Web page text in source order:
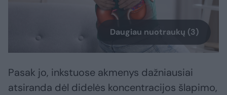
Daugiau nuotraukų (3)
Pasak jo, inkstuose akmenys dažniausiai
atsiranda dėl didelės koncentracijos šlapimo,